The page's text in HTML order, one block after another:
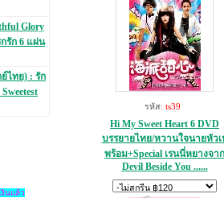
Glory
รัก 6 แผ่น
ไทย) : รัก
นแล้ว
รหัส: ts39
Hi My Sweet Heart 6 DVD
บรรยายไทย/หวานใจนายหัวเ
พร้อม+Special เรนนี่หยางจาก
Devil Beside You ......